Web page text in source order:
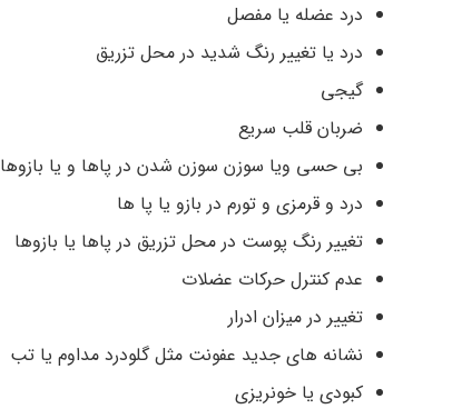
درد عضله یا مفصل
درد یا تغییر رنگ شدید در محل تزریق
گیجی
ضربان قلب سریع
بی حسی ویا سوزن سوزن شدن در پاها و یا بازوها
درد و قرمزی و تورم در بازو یا پا ها
تغییر رنگ پوست در محل تزریق در پاها یا بازوها
عدم کنترل حرکات عضلات
تغییر در میزان ادرار
نشانه های جدید عفونت مثل گلودرد مداوم یا تب
کبودی یا خونریزی